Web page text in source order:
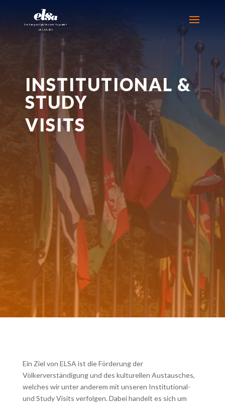
INSTITUTIONAL &
STUDY
VISITS
Ein Ziel von ELSA ist die Förderung der
Völkerverständigung und des kulturellen Austausches,
welches wir unter anderem mit unseren Institutional-
und Study Visits verfolgen. Dabei handelt es sich um